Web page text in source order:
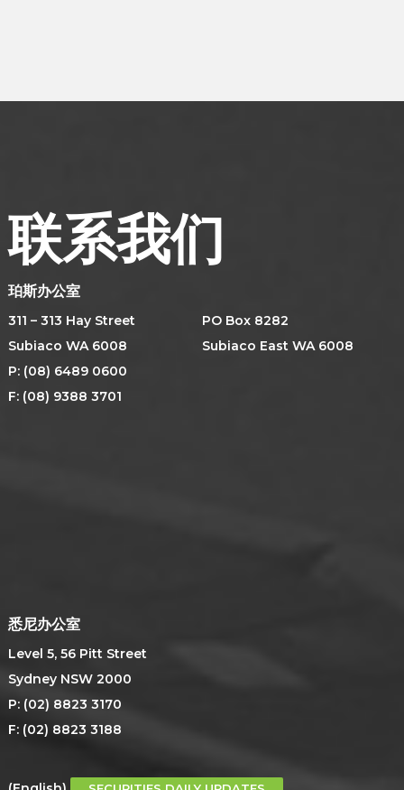
联系我们
珀斯办公室
311 – 313 Hay Street
Subiaco WA 6008
P: (08) 6489 0600
F: (08) 9388 3701
PO Box 8282
Subiaco East WA 6008
悉尼办公室
Level 5, 56 Pitt Street
Sydney NSW 2000
P: (02) 8823 3170
F: (02) 8823 3188